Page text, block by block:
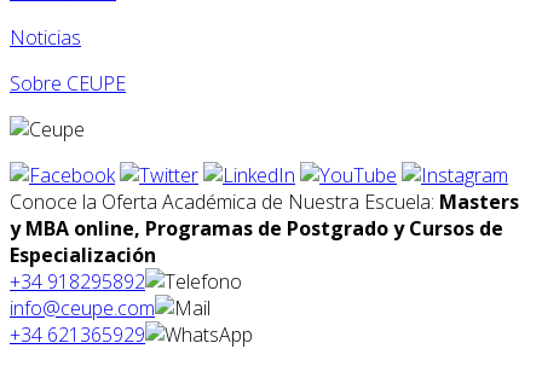
Noticias
Sobre CEUPE
Conoce la Oferta Académica de Nuestra Escuela: Masters
y MBA online, Programas de Postgrado y Cursos de
Especialización
+34 918295892
info@ceupe.com
+34 621365929